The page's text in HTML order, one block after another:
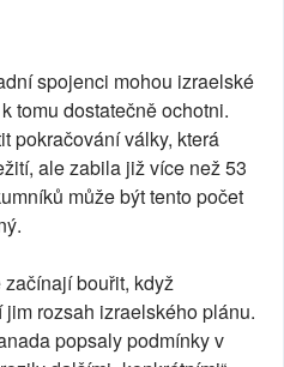
spojenci mohou izraelské
tomu dostatečně ochotni.
pokračování války, která
ale zabila již více než 53
může být tento počet
bouřit, když
rozsah izraelského plánu.
popsaly podmínky v